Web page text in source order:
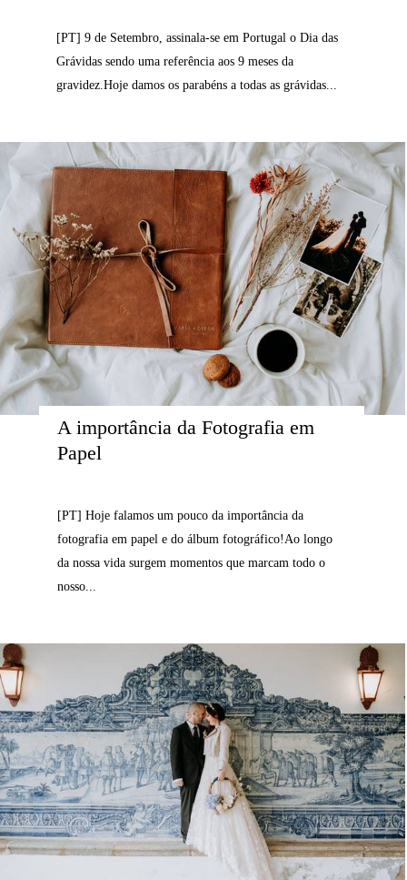
[PT] 9 de Setembro, assinala-se em Portugal o Dia das
Grávidas sendo uma referência aos 9 meses da
gravidez.Hoje damos os parabéns a todas as grávidas...
A importância da Fotografia em
Papel
[PT] Hoje falamos um pouco da importância da
fotografia em papel e do álbum fotográfico!Ao longo
da nossa vida surgem momentos que marcam todo o
nosso...